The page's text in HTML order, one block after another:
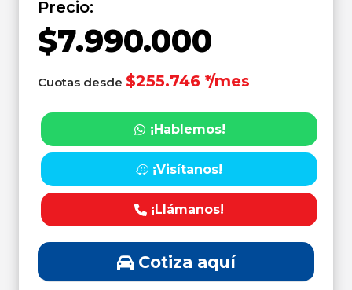
Precio:
$7.990.000
Cuotas desde $255.746 */mes
¡Hablemos!
¡Visítanos!
¡Llámanos!
Cotiza aquí